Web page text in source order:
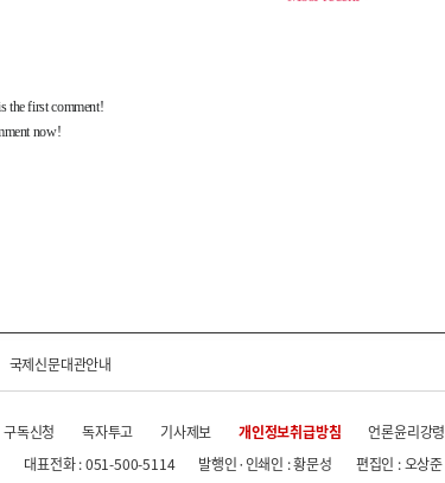
국제신문대관안내
구독신청 독자투고 기사제보 개인정보취급방침 언론윤리강령
대표전화 : 051-500-5114 발행인·인쇄인 : 황문성
편집인 : 오상준